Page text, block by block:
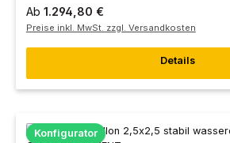
Ab 1.294,80 €
Preise inkl. MwSt. zzgl. Versandkosten
Details
Konfigurator